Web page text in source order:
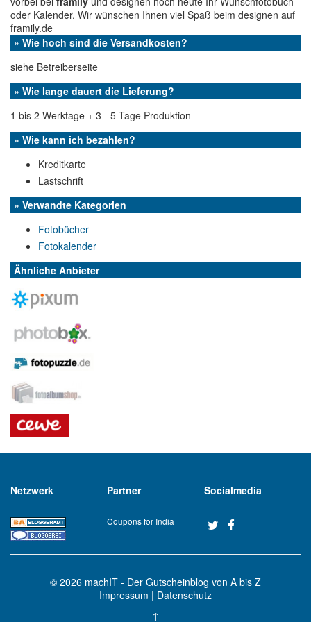
oder Kalender. Wir wünschen Ihnen viel Spaß beim designen auf
framily.de
» Wie hoch sind die Versandkosten?
siehe Betreiberseite
» Wie lange dauert die Lieferung?
1 bis 2 Werktage + 3 - 5 Tage Produktion
» Wie kann ich bezahlen?
Kreditkarte
Lastschrift
» Verwandte Kategorien
Fotobücher
Fotokalender
Ähnliche Anbieter
Netzwerk Partner
Coupons for India
Socialmedia
© 2026 machIT - Der Gutscheinblog von A bis Z
Impressum | Datenschutz
↑